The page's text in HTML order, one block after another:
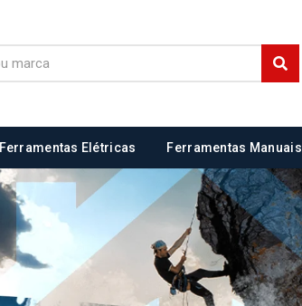
Ferramentas Elétricas Ferramentas Manuais